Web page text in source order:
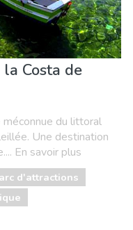
Costa de
du littoral
Une destination
En savoir plus
d'attractions